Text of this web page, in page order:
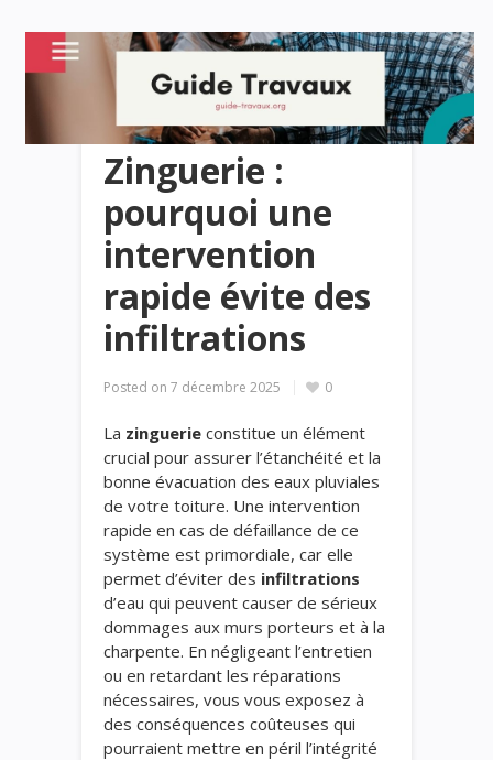
Zinguerie :
pourquoi une
intervention
rapide évite des
infiltrations
Posted on 7 décembre 2025 0
La zinguerie constitue un élément
crucial pour assurer l’étanchéité et la
bonne évacuation des eaux pluviales
de votre toiture. Une intervention
rapide en cas de défaillance de ce
système est primordiale, car elle
permet d’éviter des infiltrations
d’eau qui peuvent causer de sérieux
dommages aux murs porteurs et à la
charpente. En négligeant l’entretien
ou en retardant les réparations
nécessaires, vous vous exposez à
des conséquences coûteuses qui
pourraient mettre en péril l’intégrité